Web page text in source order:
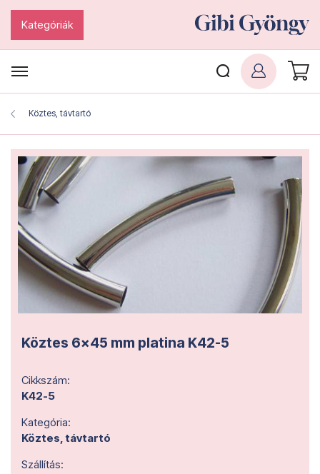
Kategóriák
Köztes, távtartó
Köztes 6x45 mm platina K42-5
Cikkszám:
K42-5
Kategória:
Köztes, távtartó
Szállítás: